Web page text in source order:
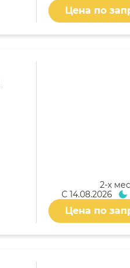
Цена по
2-x
С 14.08.2026
Цена по